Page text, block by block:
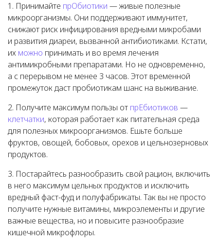
Принимайте прОбиотики — живые полезные
микроорганизмы. Они поддерживают иммунитет,
снижают риск инфицирования вредными микробами
и развития диареи, вызванной антибиотиками. Кстати,
их можно принимать и во время лечения
антимикробными препаратами. Но не одновременно,
а с перерывом не менее 3 часов. Этот временной
промежуток даст пробиотикам шанс на выживание.
Получите максимум пользы от прЕбиотиков —
клетчатки, которая работает как питательная среда
для полезных микроорганизмов. Ешьте больше
фруктов, овощей, бобовых, орехов и цельнозерновых
продуктов.
Постарайтесь разнообразить свой рацион, включить
в него максимум цельных продуктов и исключить
вредный фаст-фуд и полуфабрикаты. Так вы не просто
получите нужные витамины, микроэлементы и другие
важные вещества, но и повысите разнообразие
кишечной микрофлоры.